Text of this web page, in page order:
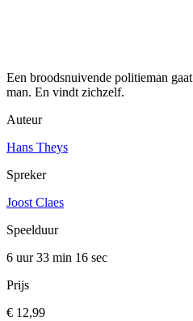
Een broodsnuivende politieman
man. En vindt zichzelf.
Auteur
Hans Theys
Spreker
Joost Claes
Speelduur
6 uur 33 min 16 sec
Prijs
€ 12,99